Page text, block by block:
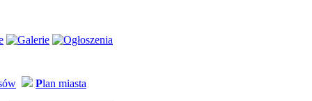
Plan miasta